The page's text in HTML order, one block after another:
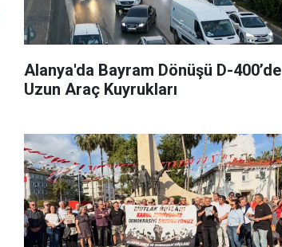
Alanya'da Bayram Dönüşü D-400’de
Uzun Araç Kuyrukları